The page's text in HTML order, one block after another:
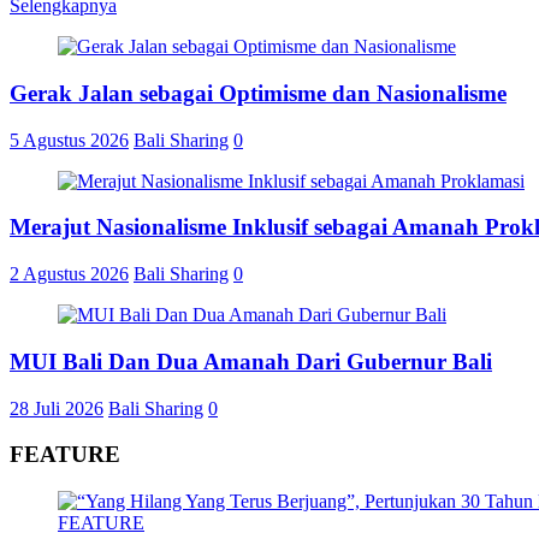
Share
Selengkapnya
Gerak Jalan sebagai Optimisme dan Nasionalisme
5 Agustus 2026 Bali Sharing 0
Merajut Nasionalisme Inklusif sebagai Amanah
2 Agustus 2026 Bali Sharing 0
MUI Bali Dan Dua Amanah Dari Gubernur Bali
28 Juli 2026 Bali Sharing 0
FEATURE
FEATURE